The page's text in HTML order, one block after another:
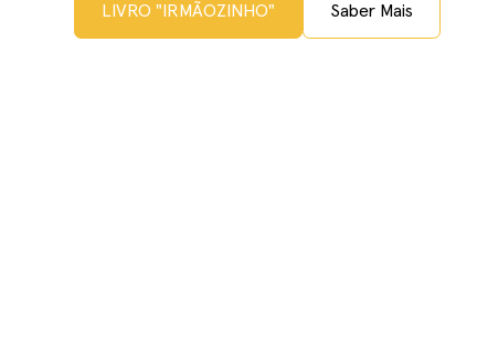
LIVRO "IRMÃOZINHO" Saber Mais